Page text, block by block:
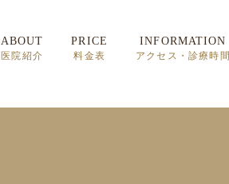
ABOUT
医院紹介
PRICE
料金表
INFORMATION
アクセス・診療時間